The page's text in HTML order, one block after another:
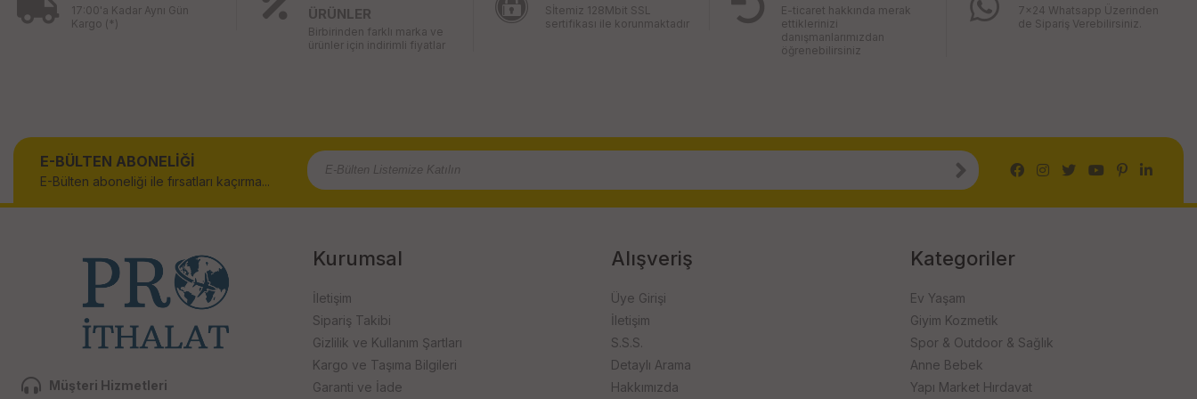
17:00'a Kadar Aynı Gün
Kargo (*)
ÜRÜNLER
Birbirinden farklı marka ve
ürünler için indirimli fiyatlar
Sİtemiz 128Mbit SSL
sertifikası ile korunmaktadır
E-ticaret hakkında merak
ettiklerinizi
danışmanlarımızdan
öğrenebilirsiniz
7x24 Whatsapp Üzerinden
de Sipariş Verebilirsiniz.
E-BÜLTEN ABONELİĞİ
E-Bülten aboneliği ile fırsatları kaçırma...
Müşteri Hizmetleri
Kurumsal
İletişim
Sipariş Takibi
Gizlilik ve Kullanım Şartları
Kargo ve Taşıma Bilgileri
Garanti ve İade
Alışveriş
Üye Girişi
İletişim
S.S.S.
Detaylı Arama
Hakkımızda
Kategoriler
Ev Yaşam
Giyim Kozmetik
Spor & Outdoor & Sağlık
Anne Bebek
Yapı Market Hırdavat